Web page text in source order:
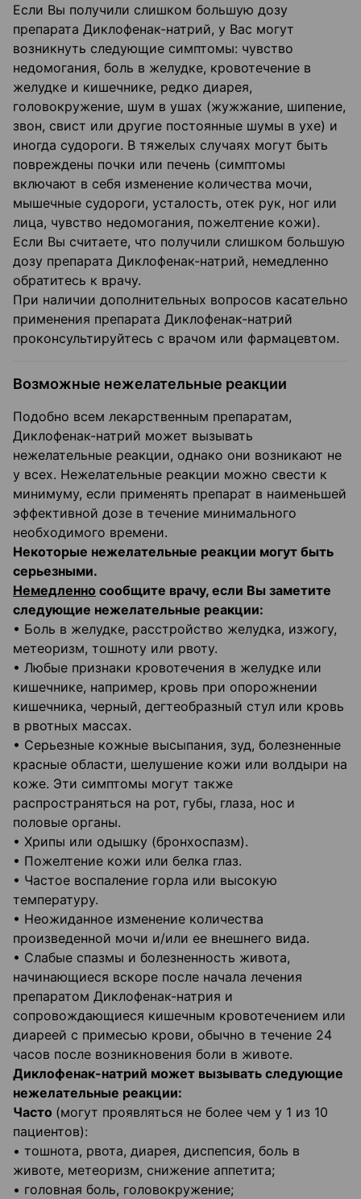
Если Вы получили слишком большую дозу
препарата Диклофенак-натрий, у Вас могут
возникнуть следующие симптомы: чувство
недомогания, боль в желудке, кровотечение в
желудке и кишечнике, редко диарея,
головокружение, шум в ушах (жужжание, шипение,
звон, свист или другие постоянные шумы в ухе) и
иногда судороги. В тяжелых случаях могут быть
повреждены почки или печень (симптомы
включают в себя изменение количества мочи,
мышечные судороги, усталость, отек рук, ног или
лица, чувство недомогания, пожелтение кожи).
Если Вы считаете, что получили слишком большую
дозу препарата Диклофенак-натрий, немедленно
обратитесь к врачу.
При наличии дополнительных вопросов касательно
применения препарата Диклофенак-натрий
проконсультируйтесь с врачом или фармацевтом.
Возможные нежелательные реакции
Подобно всем лекарственным препаратам,
Диклофенак-натрий может вызывать
нежелательные реакции, однако они возникают не
у всех. Нежелательные реакции можно свести к
минимуму, если применять препарат в наименьшей
эффективной дозе в течение минимального
необходимого времени.
Некоторые нежелательные реакции могут быть
серьезными.
Немедленно сообщите врачу, если Вы заметите
следующие нежелательные реакции:
• Боль в желудке, расстройство желудка, изжогу,
метеоризм, тошноту или рвоту.
• Любые признаки кровотечения в желудке или
кишечнике, например, кровь при опорожнении
кишечника, черный, дегтеобразный стул или кровь
в рвотных массах.
• Серьезные кожные высыпания, зуд, болезненные
красные области, шелушение кожи или волдыри на
коже. Эти симптомы могут также
распространяться на рот, губы, глаза, нос и
половые органы.
• Хрипы или одышку (бронхоспазм).
• Пожелтение кожи или белка глаз.
• Частое воспаление горла или высокую
температуру.
• Неожиданное изменение количества
произведенной мочи и/или ее внешнего вида.
• Слабые спазмы и болезненность живота,
начинающиеся вскоре после начала лечения
препаратом Диклофенак-натрия и
сопровождающиеся кишечным кровотечением или
диареей с примесью крови, обычно в течение 24
часов после возникновения боли в животе.
Диклофенак-натрий может вызывать следующие
нежелательные реакции:
Часто (могут проявляться не более чем у 1 из 10
пациентов):
• тошнота, рвота, диарея, диспепсия, боль в
животе, метеоризм, снижение аппетита;
• головная боль, головокружение;